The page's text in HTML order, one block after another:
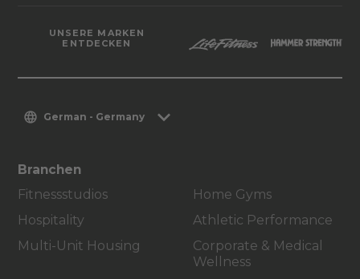
UNSERE MARKEN
ENTDECKEN
German - Germany
Branchen
Fitnessstudios
Hospitality
Multi-Unit Housing
Home Gyms
Athletic Performance
Corporate & Medical
Wellness